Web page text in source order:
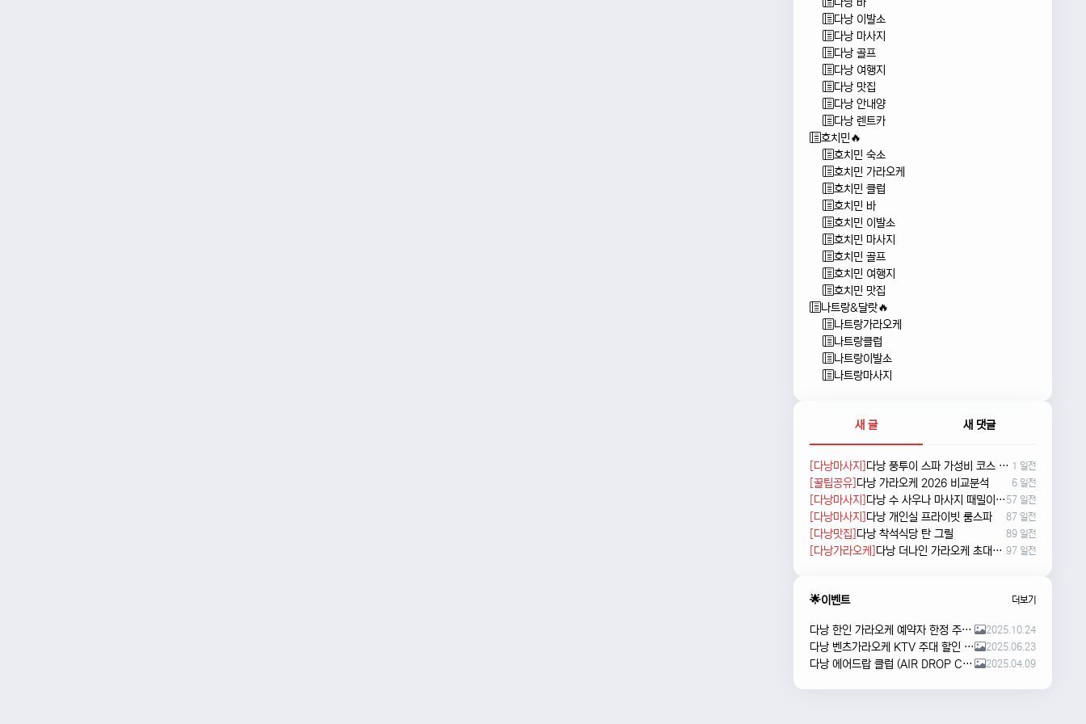
다낭 이발소
다낭 마사지
다낭 골프
다낭 여행지
다낭 맛집
다낭 안내양
다낭 렌트카
호치민🔥
호치민 숙소
호치민 가라오케
호치민 클럽
호치민 바
호치민 이발소
호치민 마사지
호치민 골프
호치민 여행지
호치민 맛집
나트랑&달랏🔥
나트랑가라오케
나트랑클럽
나트랑이발소
나트랑마사지
새 글 새 댓글
[다낭마사지] 다낭 풍투이 스파 가성비 코스 새로 나왔네요 1 일전
[꿀팁공유] 다낭 가라오케 2026 비교분석 6 일전
[다낭마사지] 다낭 수 사우나 마사지 때밀이 및 누루 예약방법 57 일전
[다낭마사지] 다낭 개인실 프라이빗 룸스파 87 일전
[다낭맛집] 다낭 착석식당 탄 그릴 89 일전
[다낭가라오케] 다낭 더나인 가라오케 초대형 신상 karaoke 97 일전
🌟이벤트 더보기
다낭 한인 가라오케 예약자 한정 주류 이벤트 안내 2025.10.24
다낭 벤츠가라오케 KTV 주대 할인 해피아워 이벤트 2025.06.23
다낭 에어드랍 클럽 (AIR DROP CLUB) 오픈 이벤트!! 2025.04.09